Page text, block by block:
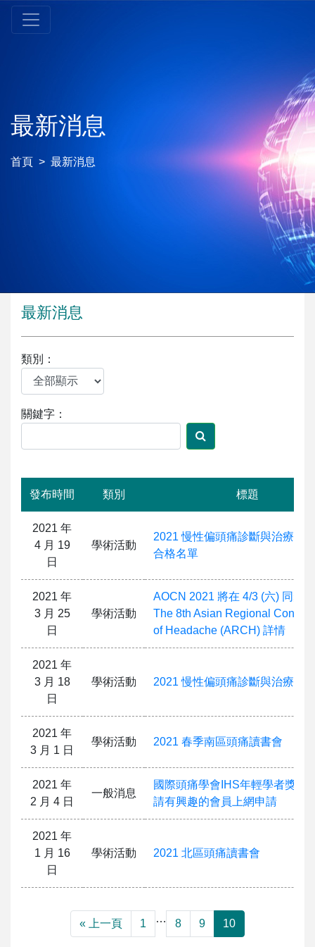
最新消息
首頁 最新消息
最新消息
類別：
關鍵字：
發布時間 類別 標題
2021 年
4 月 19
日
學術活動
2021 慢性偏頭痛診斷與治療訓
合格名單
2021 年
3 月 25
日
學術活動
AOCN 2021 將在 4/3 (六) 同步
The 8th Asian Regional
of Headache (ARCH) 詳情
2021 年
3 月 18
日
學術活動 2021 慢性偏頭痛診斷與治療訓
2021 年
3 月 1 日
學術活動 2021 春季南區頭痛讀書會
2021 年
2 月 4 日
一般消息
國際頭痛學會IHS年輕學者獎助
請有興趣的會員上網申請
2021 年
1 月 16
日
學術活動 2021 北區頭痛讀書會
« 上一頁 1 … 8 9 10